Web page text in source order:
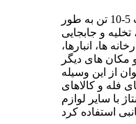
وسایل نقلیه تعادلی دیزل الیت 5-10 تن به طور
و جابجایی
ها، انبارها،
و مکان های دیگر
از این وسیله
فله و کالاهای
با سایر لوازم